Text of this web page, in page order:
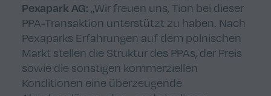
Pexapark AG: „Wir freuen uns, Tion bei dieser
PPA-Transaktion unterstützt zu haben. Nach
Pexaparks Erfahrungen auf dem polnischen
Markt stellen die Struktur des PPAs, der Preis
sowie die sonstigen kommerziellen
Konditionen eine überzeugende